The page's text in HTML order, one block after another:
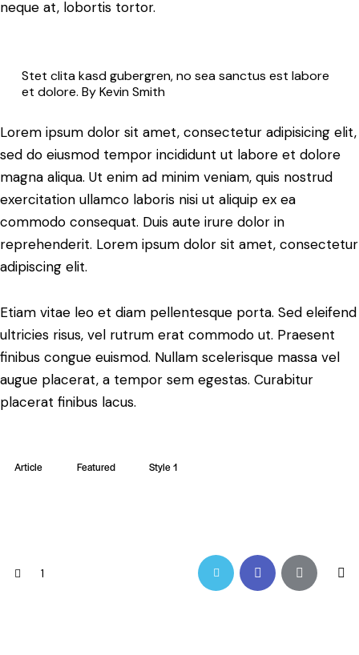
neque at, lobortis tortor.
Stet clita kasd gubergren, no sea sanctus est labore
et dolore. ByKevin Smith
Lorem ipsum dolor sit amet, consectetur adipisicing elit,
sed do eiusmod tempor incididunt ut labore et dolore
magna aliqua. Ut enim ad minim veniam, quis nostrud
exercitation ullamco laboris nisi ut aliquip ex ea
commodo consequat. Duis aute irure dolor in
reprehenderit. Lorem ipsum dolor sit amet, consectetur
adipiscing elit.
Etiam vitae leo et diam pellentesque porta. Sed eleifend
ultricies risus, vel rutrum erat commodo ut. Praesent
finibus congue euismod. Nullam scelerisque massa vel
augue placerat, a tempor sem egestas. Curabitur
placerat finibus lacus.
Article Featured Style 1
1